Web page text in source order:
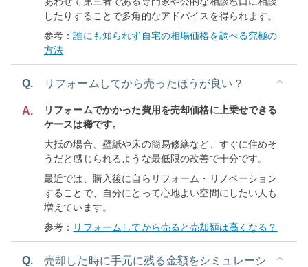
したりすることで多角的なアドバイスを得られます。
参考：誰にも知られず自宅の相場価格を調べる究極の
方法
Q. リフォームしてから売ったほうが良い？
A.
リフォームでかかった費用を売却価格に上乗せできる
ケースは稀です。
大抵の場合、壁紙や床の簡易修繕など、すぐに住めそ
うだと感じられるような最低限の改善で十分です。
最近では、購入後に自らリフォーム・リノベーション
することで、自分にとって心地よい空間にしたい人も
増えています。
参考： リフォームしてから売ると売却額は高くなる？
Q.
売却した時に手元に残る金額をシミュレーシ